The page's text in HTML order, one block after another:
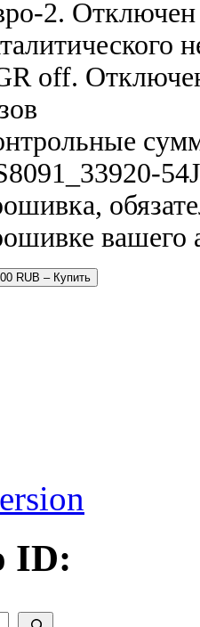
2. Отключен
off.
вашего
RUB – Купить
ID: